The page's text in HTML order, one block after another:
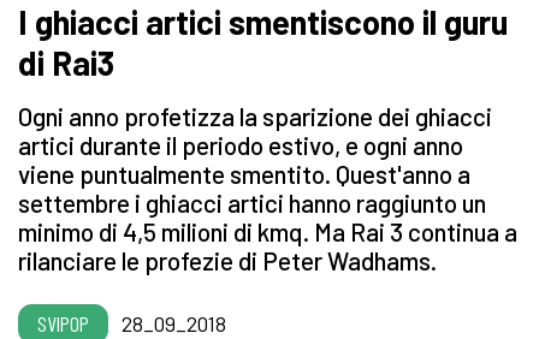
I ghiacci artici smentiscono il guru
di Rai3
Ogni anno profetizza la sparizione dei ghiacci
artici durante il periodo estivo, e ogni anno
viene puntualmente smentito. Quest'anno a
settembre i ghiacci artici hanno raggiunto un
minimo di 4,5 milioni di kmq. Ma Rai 3 continua a
rilanciare le profezie di Peter Wadhams.
SVIPOP 28_09_2018